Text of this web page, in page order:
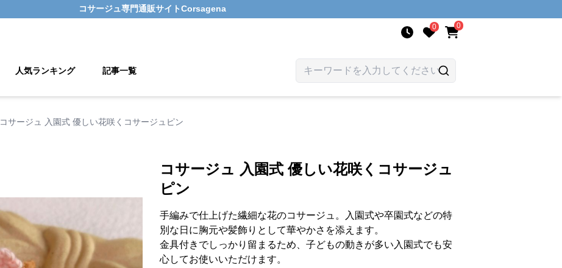
コサージュ専門通販サイトCorsagena
0 0
人気ランキング 記事一覧
コサージュ 入園式 優しい花咲くコサージュピン
コサージュ 入園式 優しい花咲くコサージュ
ピン
手編みで仕上げた繊細な花のコサージュ。入園式や卒園式などの特
別な日に胸元や髪飾りとして華やかさを添えます。
金具付きでしっかり留まるため、子どもの動きが多い入園式でも安
心してお使いいただけます。